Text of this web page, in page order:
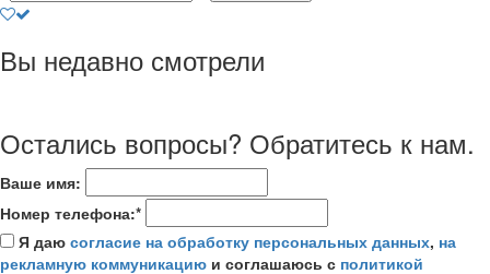
Вы недавно смотрели
Остались вопросы? Обратитесь к нам.
Ваше имя:
Номер телефона:*
Я даю согласие на обработку персональных данных, на
рекламную коммуникацию и соглашаюсь с политикой